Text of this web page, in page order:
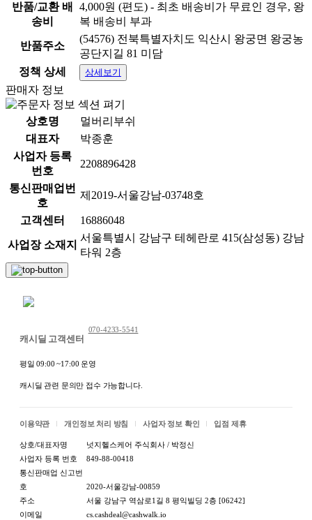
반품/교환 배
송비
4,000원 (편도) - 최초 배송비가 무료인 경우, 왕
복 배송비 부과
반품주소
(54576) 전북특별자치도 익산시 왕궁면 왕궁농
공단지길 81 미담
정책 상세
상세보기
판매자 정보
상호명
멀버리부쉬
대표자
박종훈
사업자 등록
번호
2208896428
통신판매업번
호
제2019-서울강남-03748호
고객센터 16886048
사업장 소재지
서울특별시 강남구 테헤란로 415(삼성동) 강남
타워 2층
캐시딜 고객센터
070-4233-5541
평일 09:00 ~17:00 운영
캐시딜 관련 문의만 접수 가능합니다.
이용약관 개인정보 처리 방침 사업자 정보 확인 입점 제휴
상호/대표자명
넛지헬스케어 주식회사 / 박정신
사업자 등록 번호
849-88-00418
통신판매업 신고번
호
2020-서울강남-00859
주소
서울 강남구 역삼로1길 8 평익빌딩 2층 [06242]
이메일
cs.cashdeal@cashwalk.io